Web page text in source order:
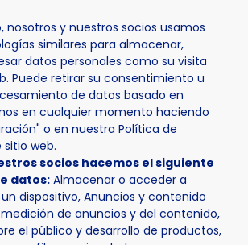
nosotros y nuestros socios usamos
similares para almacenar,
datos personales como su visita
Puede retirar su consentimiento u
de datos basado en
en cualquier momento haciendo
o en nuestra Política de
sitio web.
socios hacemos el siguiente
datos: Almacenar o acceder a
dispositivo, Anuncios y contenido
de anuncios y del contenido,
el público y desarrollo de productos,
Noticias Noticia - La Nucía